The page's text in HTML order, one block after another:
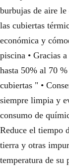
burbujas de aire
las cubiertas
económica y
piscina • Gracias
hasta 50% al 70
cubiertas " •
siempre limpia y
consumo de
Reduce el tiempo
tierra y otras
temperatura de su